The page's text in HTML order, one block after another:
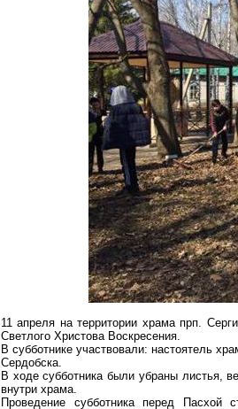
11 апреля на территории храма прп.
Светлого Христова Воскресения.
В субботнике участвовали: настоятель
Сердобска.
В ходе субботника были убраны листья,
внутри храма.
Проведение субботника перед Пасхой